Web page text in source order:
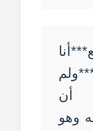
أن
وهو